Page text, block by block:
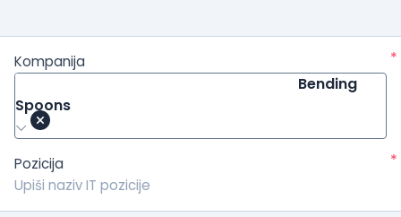
Kompanija
*
Bending
Spoons
Pozicija *